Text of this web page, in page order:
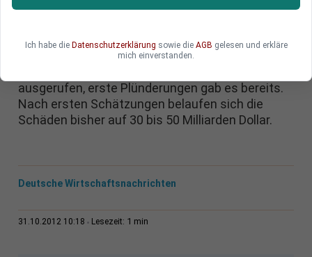
Die Verwüstungen des Hurrikans sind enorm.
den USA und in Kanada ums Leben. In über 8
Millionen Haushalten fiel der Strom aus, in New
ausgerufen, erste Plünderungen gab es bereits.
Nach ersten Schätzungen belaufen sich die
Schäden bisher auf 30 bis 50 Milliarden Dollar.
Deutsche Wirtschaftsnachrichten
31.10.2012 10:18 Lesezeit: 1 min
Ich habe die Datenschutzerklärung sowie die AGB gelesen und erkläre
mich einverstanden.